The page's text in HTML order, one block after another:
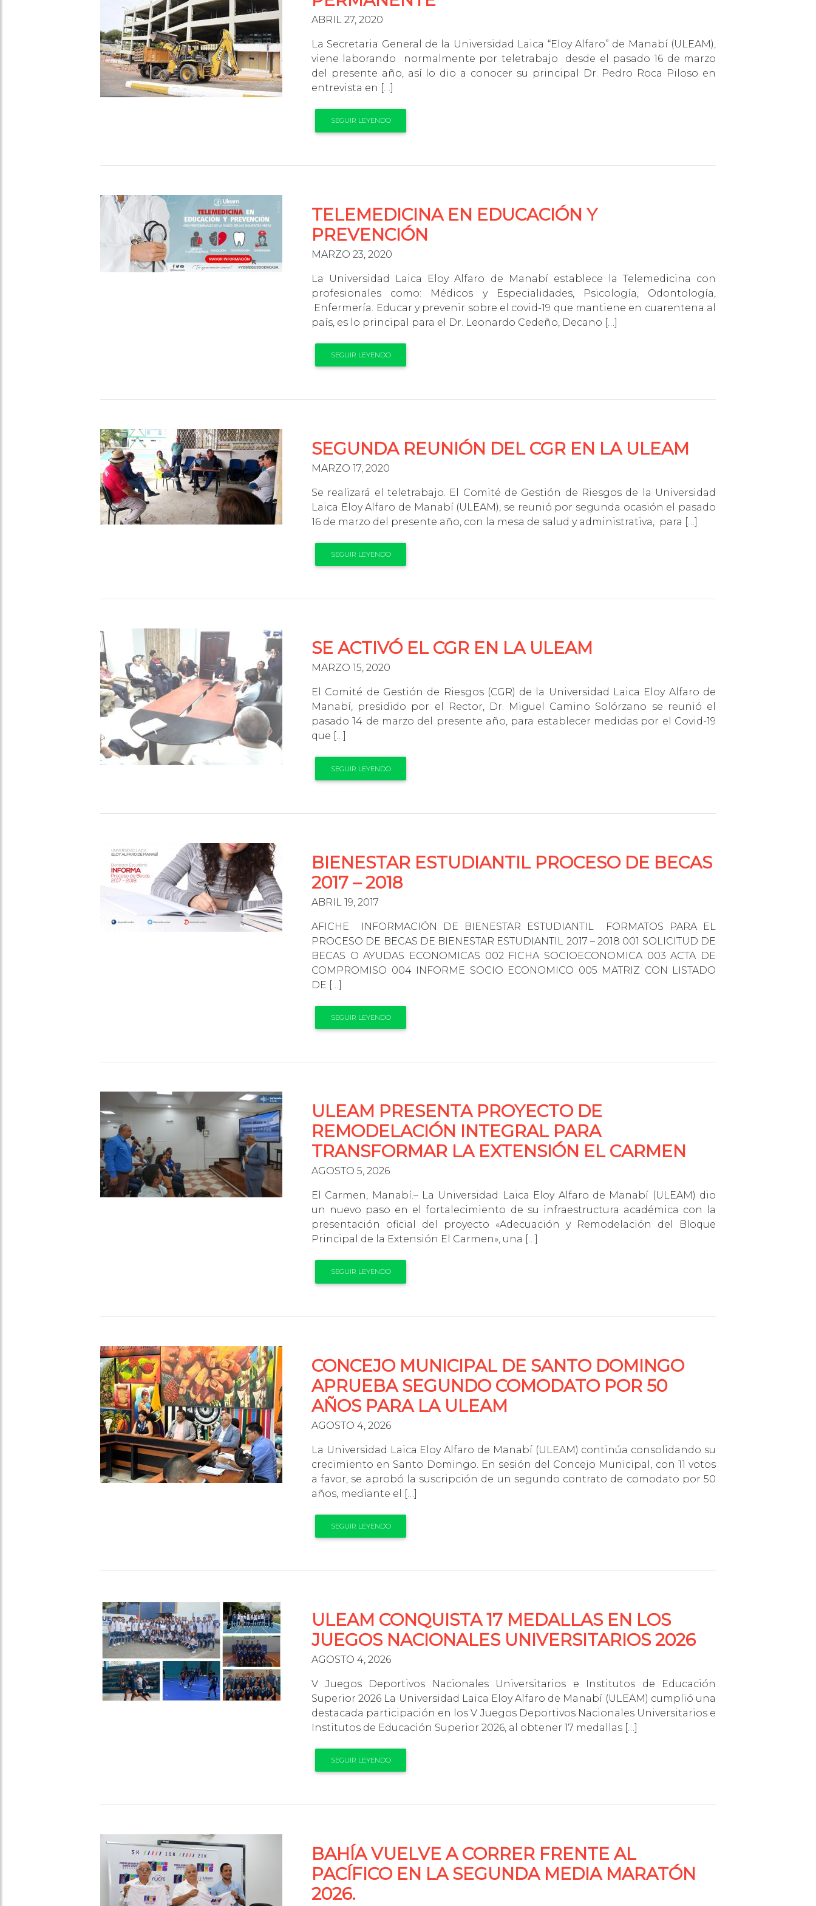
ABRIL 27, 2020
La Secretaria General de la Universidad Laica “Eloy Alfaro” de Manabí (ULEAM),
viene laborando normalmente por teletrabajo desde el pasado 16 de marzo
del presente año, así lo dio a conocer su principal Dr. Pedro Roca Piloso en
entrevista en […]
SEGUIR LEYENDO
TELEMEDICINA EN EDUCACIÓN Y
PREVENCIÓN
MARZO 23, 2020
La Universidad Laica Eloy Alfaro de Manabí establece la Telemedicina con
profesionales como: Médicos y Especialidades, Psicología, Odontología,
Enfermería. Educar y prevenir sobre el covid-19 que mantiene en cuarentena al
país, es lo principal para el Dr. Leonardo Cedeño, Decano […]
SEGUIR LEYENDO
SEGUNDA REUNIÓN DEL CGR EN LA ULEAM
MARZO 17, 2020
Se realizará el teletrabajo. El Comité de Gestión de Riesgos de la Universidad
Laica Eloy Alfaro de Manabí (ULEAM), se reunió por segunda ocasión el pasado
16 de marzo del presente año, con la mesa de salud y administrativa, para […]
SEGUIR LEYENDO
SE ACTIVÓ EL CGR EN LA ULEAM
MARZO 15, 2020
El Comité de Gestión de Riesgos (CGR) de la Universidad Laica Eloy Alfaro de
Manabí, presidido por el Rector, Dr. Miguel Camino Solórzano se reunió el
pasado 14 de marzo del presente año, para establecer medidas por el Covid-19
que […]
SEGUIR LEYENDO
BIENESTAR ESTUDIANTIL PROCESO DE BECAS
2017 – 2018
ABRIL 19, 2017
AFICHE INFORMACIÓN DE BIENESTAR ESTUDIANTIL FORMATOS PARA EL
PROCESO DE BECAS DE BIENESTAR ESTUDIANTIL 2017 – 2018 001 SOLICITUD DE
BECAS O AYUDAS ECONOMICAS 002 FICHA SOCIOECONOMICA 003 ACTA DE
COMPROMISO 004 INFORME SOCIO ECONOMICO 005 MATRIZ CON LISTADO
DE […]
SEGUIR LEYENDO
ULEAM PRESENTA PROYECTO DE
REMODELACIÓN INTEGRAL PARA
TRANSFORMAR LA EXTENSIÓN EL CARMEN
AGOSTO 5, 2026
El Carmen, Manabí.– La Universidad Laica Eloy Alfaro de Manabí (ULEAM) dio
un nuevo paso en el fortalecimiento de su infraestructura académica con la
presentación oficial del proyecto «Adecuación y Remodelación del Bloque
Principal de la Extensión El Carmen», una […]
SEGUIR LEYENDO
CONCEJO MUNICIPAL DE SANTO DOMINGO
APRUEBA SEGUNDO COMODATO POR 50
AÑOS PARA LA ULEAM
AGOSTO 4, 2026
La Universidad Laica Eloy Alfaro de Manabí (ULEAM) continúa consolidando su
crecimiento en Santo Domingo. En sesión del Concejo Municipal, con 11 votos
a favor, se aprobó la suscripción de un segundo contrato de comodato por 50
años, mediante el […]
SEGUIR LEYENDO
ULEAM CONQUISTA 17 MEDALLAS EN LOS
JUEGOS NACIONALES UNIVERSITARIOS 2026
AGOSTO 4, 2026
V Juegos Deportivos Nacionales Universitarios e Institutos de Educación
Superior 2026 La Universidad Laica Eloy Alfaro de Manabí (ULEAM) cumplió una
destacada participación en los V Juegos Deportivos Nacionales Universitarios e
Institutos de Educación Superior 2026, al obtener 17 medallas […]
SEGUIR LEYENDO
BAHÍA VUELVE A CORRER FRENTE AL
PACÍFICO EN LA SEGUNDA MEDIA MARATÓN
2026.